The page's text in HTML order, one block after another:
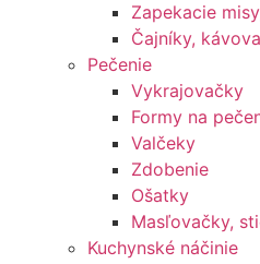
Zapekacie
Čajníky,
Pečenie
Vykrajovačky
Formy na
Valčeky
Zdobenie
Ošatky
Masľovačky,
Kuchynské náčinie